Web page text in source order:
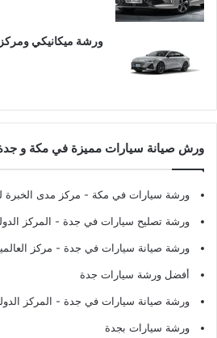
ورشة ميكانيكي
ورش صيانة سيارات مميزة في مكة و
ورشة سيارات في مكة - مركز مدى الخبرة
ورشة تصليح سيارات في جدة - المركز
ورشة صيانة سيارات في جدة - مركز
أفضل ورشة سيارات جدة
ورشة صيانة سيارات في جدة - المركز
ورشة سيارات بجدة